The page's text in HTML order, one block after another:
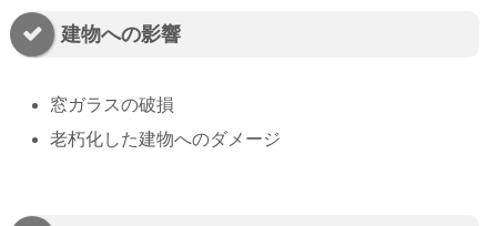
建物への影響
窓ガラスの破損
老朽化した建物へのダメージ